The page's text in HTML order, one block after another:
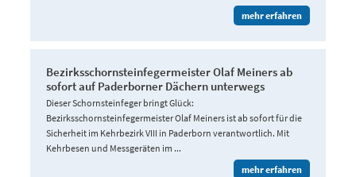
mehr erfahren
Bezirksschornsteinfegermeister Olaf Meiners ab
sofort auf Paderborner Dächern unterwegs
Dieser Schornsteinfeger bringt Glück:
Bezirksschornsteinfegermeister Olaf Meiners ist ab sofort für die
Sicherheit im Kehrbezirk VIII in Paderborn verantwortlich. Mit
Kehrbesen und Messgeräten im ...
mehr erfahren